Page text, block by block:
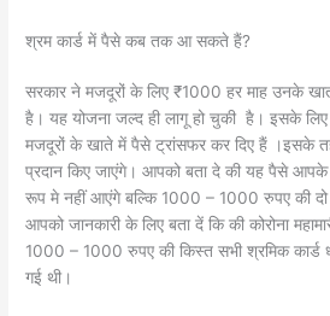
श्रम कार्ड में पैसे कब तक आ सकते हैं?
सरकार ने मजदूरों के लिए ₹1000 हर माह उनके
है। यह योजना जल्द ही लागू हो चुकी है। इसके
मजदूरों के खाते में पैसे ट्रांसफर कर दिए हैं
प्रदान किए जाएंगे। आपको बता दे की यह पैसे
रूप मे नहीं आएंगे बल्कि 1000 – 1000 रुपए की
आपको जानकारी के लिए बता दें कि की कोरोना
1000 – 1000 रुपए की किस्त सभी श्रमिक कार्ड
गई थी।